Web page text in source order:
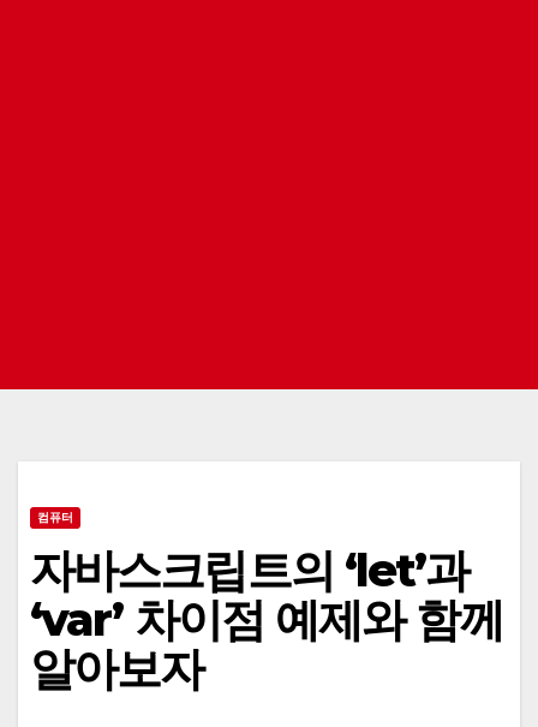
컴퓨터
자바스크립트의 ‘let’과
‘var’ 차이점 예제와 함께
알아보자